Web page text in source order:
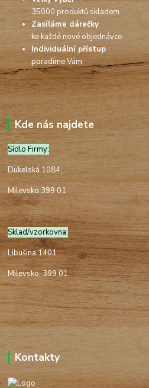
35000 produktů skladem
Zasíláme dárečky
ke každé nové objednávce
Individuální přístup
poradíme Vám
Kde nás najdete
Sídlo Firmy:
Dukelská 1084,
Milevsko 399 01
Sklad/vzorkovna:
Libušina 1401
Milevsko, 399 01
Kontakty